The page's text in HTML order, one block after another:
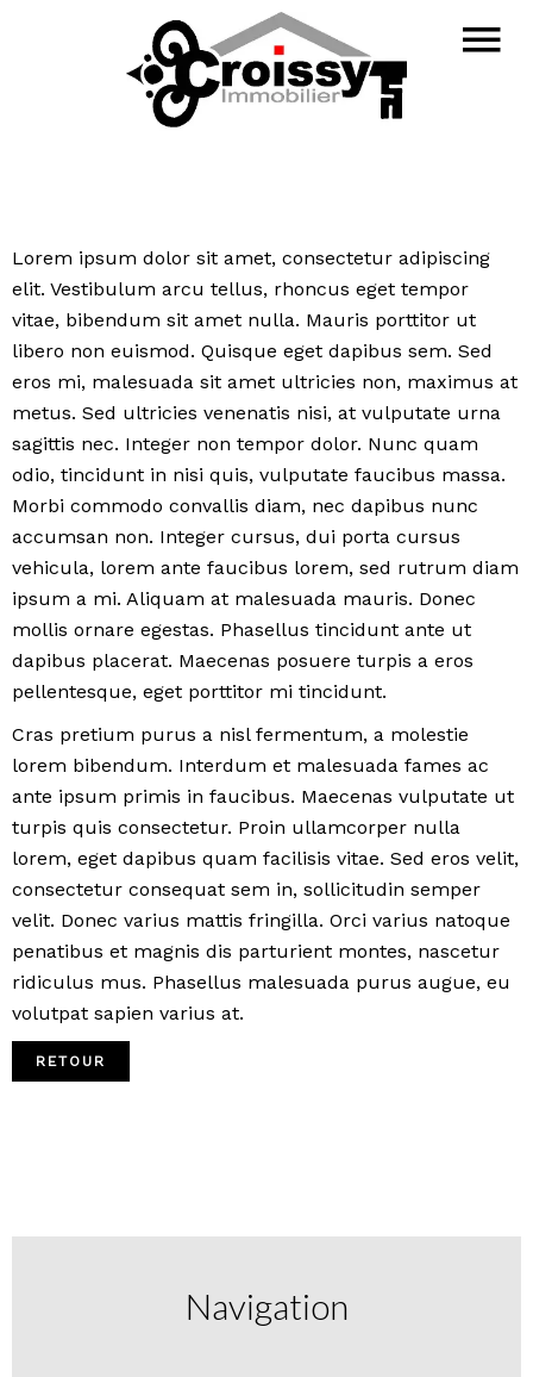
Lorem ipsum dolor sit amet, consectetur adipiscing
elit. Vestibulum arcu tellus, rhoncus eget tempor
vitae, bibendum sit amet nulla. Mauris porttitor ut
libero non euismod. Quisque eget dapibus sem. Sed
eros mi, malesuada sit amet ultricies non, maximus at
metus. Sed ultricies venenatis nisi, at vulputate urna
sagittis nec. Integer non tempor dolor. Nunc quam
odio, tincidunt in nisi quis, vulputate faucibus massa.
Morbi commodo convallis diam, nec dapibus nunc
accumsan non. Integer cursus, dui porta cursus
vehicula, lorem ante faucibus lorem, sed rutrum diam
ipsum a mi. Aliquam at malesuada mauris. Donec
mollis ornare egestas. Phasellus tincidunt ante ut
dapibus placerat. Maecenas posuere turpis a eros
pellentesque, eget porttitor mi tincidunt.
Cras pretium purus a nisl fermentum, a molestie
lorem bibendum. Interdum et malesuada fames ac
ante ipsum primis in faucibus. Maecenas vulputate ut
turpis quis consectetur. Proin ullamcorper nulla
lorem, eget dapibus quam facilisis vitae. Sed eros velit,
consectetur consequat sem in, sollicitudin semper
velit. Donec varius mattis fringilla. Orci varius natoque
penatibus et magnis dis parturient montes, nascetur
ridiculus mus. Phasellus malesuada purus augue, eu
volutpat sapien varius at.
RETOUR
Navigation